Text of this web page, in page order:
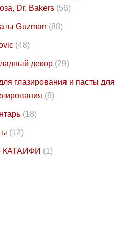
Dr. Bakers (56)
Guzman (88)
(48)
декор (29)
глазирования и пасты для
(8)
(18)
(12)
КАТАИФИ (1)